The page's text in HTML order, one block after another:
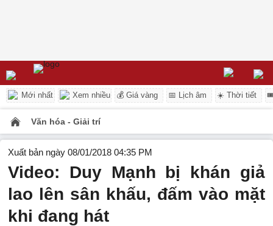
Mới nhất Xem nhiều 💰 Giá vàng 📅 Lịch âm ☀️ Thời tiết
Văn hóa - Giải trí
Xuất bản ngày 08/01/2018 04:35 PM
Video: Duy Mạnh bị khán giả
lao lên sân khấu, đấm vào mặt
khi đang hát